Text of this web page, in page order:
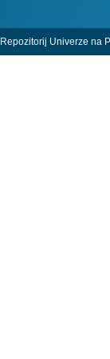
Repozitorij Univerze na